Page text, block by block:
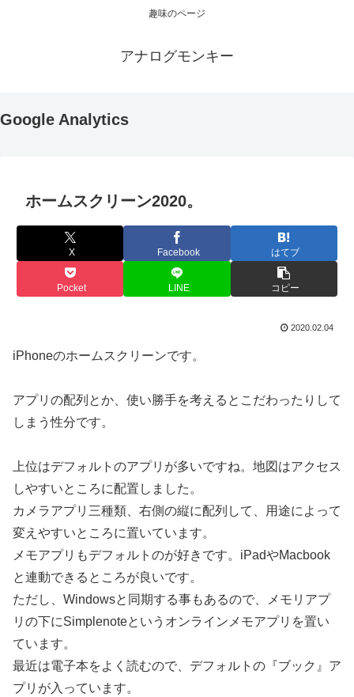
趣味のページ
アナログモンキー
Google Analytics
ホームスクリーン2020。
X Facebook はてブ
Pocket LINE コピー
2020.02.04
iPhoneのホームスクリーンです。
アプリの配列とか、使い勝手を考えるとこだわったりして
しまう性分です。
上位はデフォルトのアプリが多いですね。地図はアクセス
しやすいところに配置しました。
カメラアプリ三種類、右側の縦に配列して、用途によって
変えやすいところに置いています。
メモアプリもデフォルトのが好きです。iPadやMacbook
と連動できるところが良いです。
ただし、Windowsと同期する事もあるので、メモリアプ
リの下にSimplenoteというオンラインメモアプリを置い
ています。
最近は電子本をよく読むので、デフォルトの『ブック』ア
プリが入っています。